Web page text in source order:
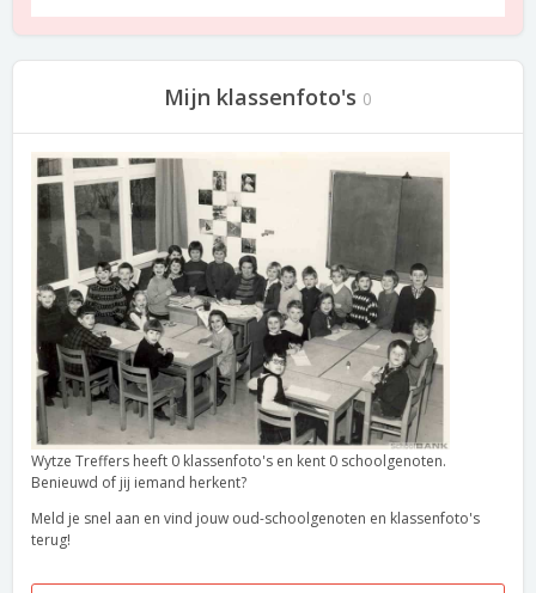
Mijn klassenfoto's 0
Wytze Treffers heeft 0 klassenfoto's en kent 0 schoolgenoten.
Benieuwd of jij iemand herkent?
Meld je snel aan en vind jouw oud-schoolgenoten en klassenfoto's
terug!